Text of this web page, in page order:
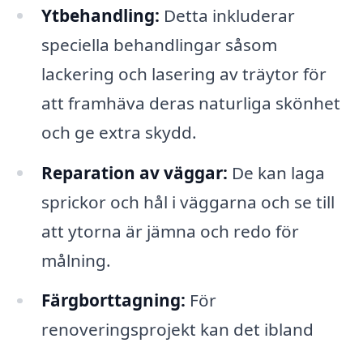
Ytbehandling: Detta inkluderar
speciella behandlingar såsom
lackering och lasering av träytor för
att framhäva deras naturliga skönhet
och ge extra skydd.
Reparation av väggar: De kan laga
sprickor och hål i väggarna och se till
att ytorna är jämna och redo för
målning.
Färgborttagning: För
renoveringsprojekt kan det ibland